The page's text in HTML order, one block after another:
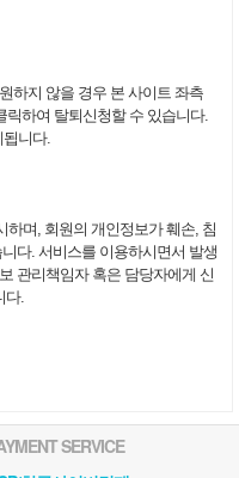
하지 않을 경우 본 사이트 좌측
릭하여 탈퇴신청할 수 있습니다.
됩니다.
며, 회원의 개인정보가 훼손, 침
다. 서비스를 이용하시면서 발생
관리책임자 혹은 담당자에게 신
다.
SERVICE